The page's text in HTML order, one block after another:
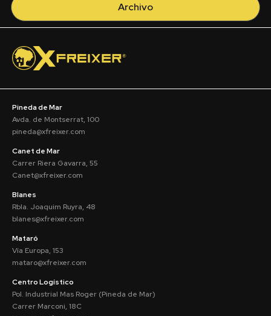
Archivo
Pineda de Mar
Avda. de Montserrat, 100
pineda@xfreixer.com
Canet de Mar
Carrer Riera Gavarra, 55
Canet@xfreixer.com
Blanes
Rbla. Joaquim Ruyra, 48
blanes@xfreixer.com
Mataró
Vía Europa, 153
mataro@xfreixer.com
Centro Logístico
Pol. Industrial Mas Roger (Pineda de Mar)
Carrer Marconi, 18C